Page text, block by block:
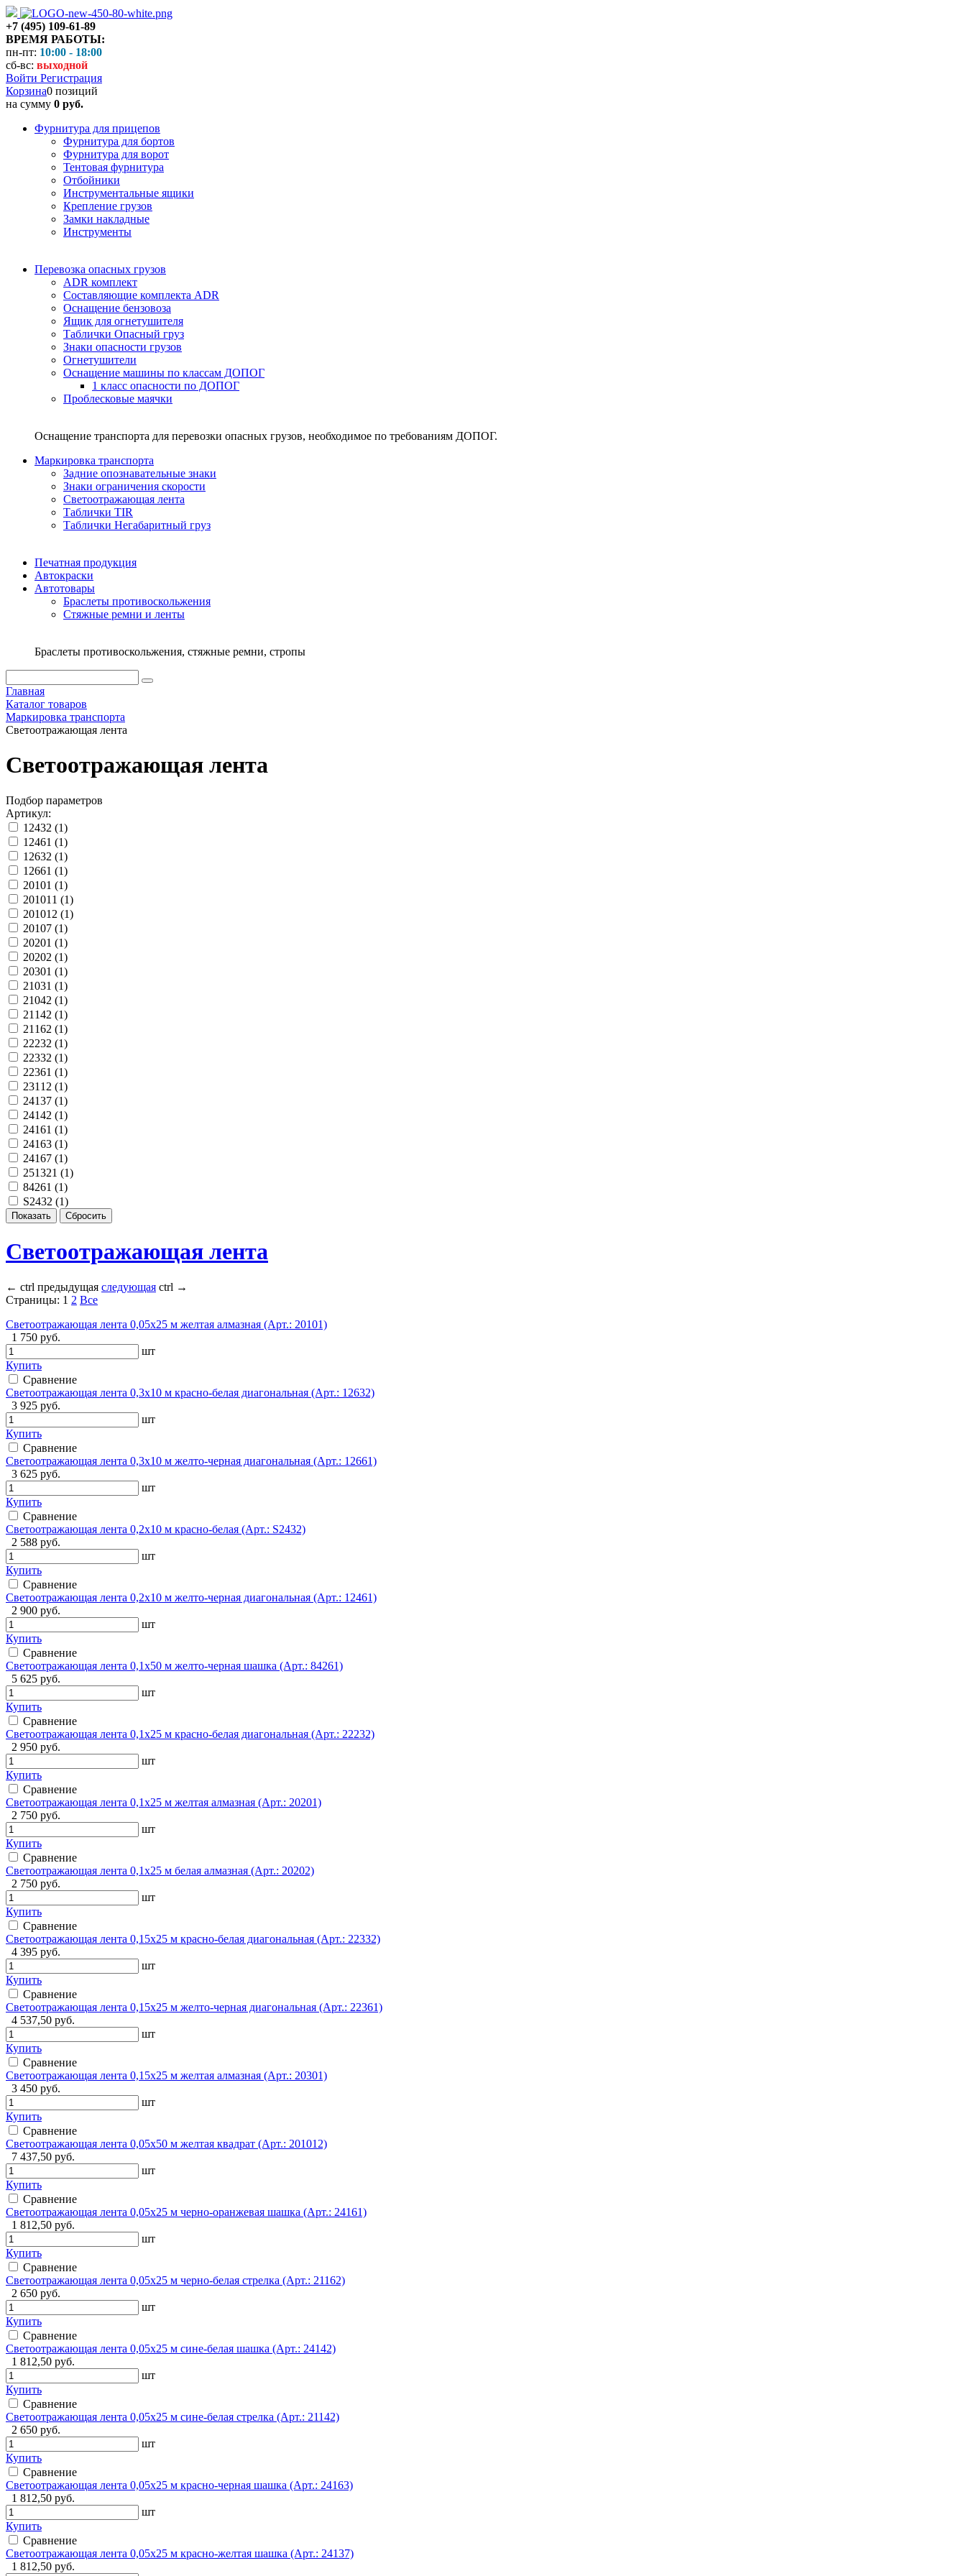
+7 (495) 109-61-89
ВРЕМЯ РАБОТЫ:
пн-пт: 10:00 - 18:00
сб-вс: выходной
Войти Регистрация
Корзина0 позиций
на сумму 0 руб.
Фурнитура для прицепов
Фурнитура для бортов
Фурнитура для ворот
Тентовая фурнитура
Отбойники
Инструментальные ящики
Крепление грузов
Замки накладные
Инструменты
Перевозка опасных грузов
ADR комплект
Составляющие комплекта ADR
Оснащение бензовоза
Ящик для огнетушителя
Таблички Опасный груз
Знаки опасности грузов
Огнетушители
Оснащение машины по классам ДОПОГ
1 класс опасности по ДОПОГ
Проблесковые маячки
Оснащение транспорта для перевозки опасных грузов, необходимое по требованиям ДОПОГ.
Маркировка транспорта
Задние опознавательные знаки
Знаки ограничения скорости
Светоотражающая лента
Таблички TIR
Таблички Негабаритный груз
Печатная продукция
Автокраски
Автотовары
Браслеты противоскольжения
Стяжныe ремни и ленты
Браслеты противоскольжения, стяжные ремни, стропы
Главная
Каталог товаров
Маркировка транспорта
Светоотражающая лента
Светоотражающая лента
Подбор параметров
Артикул:
12432 (1)
12461 (1)
12632 (1)
12661 (1)
20101 (1)
201011 (1)
201012 (1)
20107 (1)
20201 (1)
20202 (1)
20301 (1)
21031 (1)
21042 (1)
21142 (1)
21162 (1)
22232 (1)
22332 (1)
22361 (1)
23112 (1)
24137 (1)
24142 (1)
24161 (1)
24163 (1)
24167 (1)
251321 (1)
84261 (1)
S2432 (1)
Светоотражающая лента
← ctrl предыдущая следующая ctrl →
Страницы: 1 2 Все
Светоотражающая лента 0,05х25 м желтая алмазная (Арт.: 20101)
1 750 руб.
шт
Купить
Сравнение
Светоотражающая лента 0,3х10 м красно-белая диагональная (Арт.: 12632)
3 925 руб.
шт
Купить
Сравнение
Светоотражающая лента 0,3х10 м желто-черная диагональная (Арт.: 12661)
3 625 руб.
шт
Купить
Сравнение
Светоотражающая лента 0,2х10 м красно-белая (Арт.: S2432)
2 588 руб.
шт
Купить
Сравнение
Светоотражающая лента 0,2х10 м желто-черная диагональная (Арт.: 12461)
2 900 руб.
шт
Купить
Сравнение
Светоотражающая лента 0,1х50 м желто-черная шашка (Арт.: 84261)
5 625 руб.
шт
Купить
Сравнение
Светоотражающая лента 0,1х25 м красно-белая диагональная (Арт.: 22232)
2 950 руб.
шт
Купить
Сравнение
Светоотражающая лента 0,1х25 м желтая алмазная (Арт.: 20201)
2 750 руб.
шт
Купить
Сравнение
Светоотражающая лента 0,1х25 м белая алмазная (Арт.: 20202)
2 750 руб.
шт
Купить
Сравнение
Светоотражающая лента 0,15х25 м красно-белая диагональная (Арт.: 22332)
4 395 руб.
шт
Купить
Сравнение
Светоотражающая лента 0,15х25 м желто-черная диагональная (Арт.: 22361)
4 537,50 руб.
шт
Купить
Сравнение
Светоотражающая лента 0,15х25 м желтая алмазная (Арт.: 20301)
3 450 руб.
шт
Купить
Сравнение
Светоотражающая лента 0,05х50 м желтая квадрат (Арт.: 201012)
7 437,50 руб.
шт
Купить
Сравнение
Светоотражающая лента 0,05х25 м черно-оранжевая шашка (Арт.: 24161)
1 812,50 руб.
шт
Купить
Сравнение
Светоотражающая лента 0,05х25 м черно-белая стрелка (Арт.: 21162)
2 650 руб.
шт
Купить
Сравнение
Светоотражающая лента 0,05х25 м сине-белая шашка (Арт.: 24142)
1 812,50 руб.
шт
Купить
Сравнение
Светоотражающая лента 0,05х25 м сине-белая стрелка (Арт.: 21142)
2 650 руб.
шт
Купить
Сравнение
Светоотражающая лента 0,05х25 м красно-черная шашка (Арт.: 24163)
1 812,50 руб.
шт
Купить
Сравнение
Светоотражающая лента 0,05х25 м красно-желтая шашка (Арт.: 24137)
1 812,50 руб.